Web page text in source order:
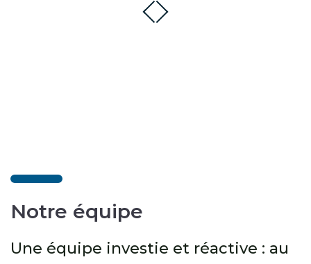
Notre équipe
Une équipe investie et réactive : au